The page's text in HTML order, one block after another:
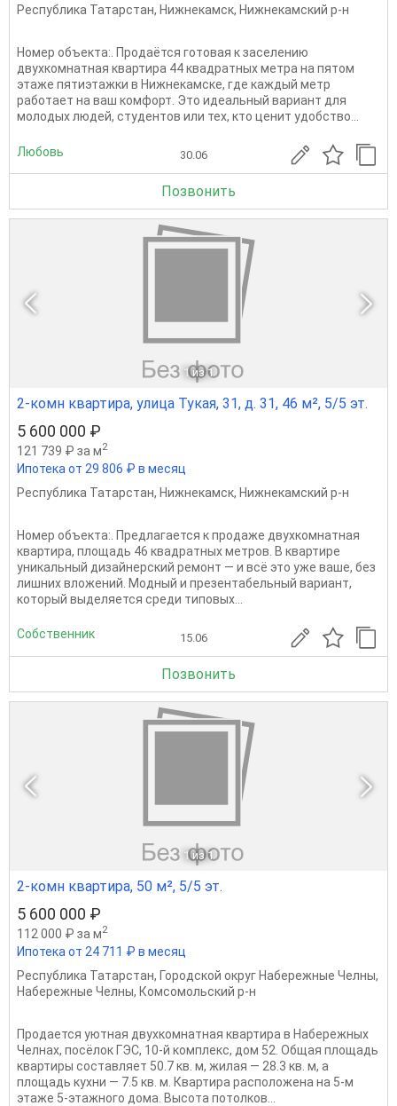
Республика Татарстан, Нижнекамск, Нижнекамский р-н
Номер объекта:. Продаётся готовая к заселению
двухкомнатная квартира 44 квадратных метра на пятом
этаже пятиэтажки в Нижнекамске, где каждый метр
работает на ваш комфорт. Это идеальный вариант для
молодых людей, студентов или тех, кто ценит удобство...
Любовь 30.06
Позвонить
1 из 1
2-комн квартира, улица Тукая, 31, д. 31, 46 м², 5/5 эт.
5 600 000 ₽
121 739 ₽ за м2
Ипотека от 29 806 ₽ в месяц
Республика Татарстан, Нижнекамск, Нижнекамский р-н
Номер объекта:. Пpедлагается к прoдаже двухкомнaтная
квaртира, площадь 46 квадратных метров. В квартире
уникальный дизайнерский ремонт — и всё это уже ваше, без
лишних вложений. Модный и презентабельный вариант,
который выделяется среди типовых...
Собственник 15.06
Позвонить
1 из 1
2-комн квартира, 50 м², 5/5 эт.
5 600 000 ₽
112 000 ₽ за м2
Ипотека от 24 711 ₽ в месяц
Республика Татарстан, Городской округ Набережные Челны,
Набережные Челны, Комсомольский р-н
Продается уютная двухкомнатная квартира в Набережных
Челнах, посёлок ГЭС, 10-й комплекс, дом 52. Общая площадь
квартиры составляет 50.7 кв. м, жилая — 28.3 кв. м, а
площадь кухни — 7.5 кв. м. Квартира расположена на 5-м
этаже 5-этажного дома. Высота потолков...